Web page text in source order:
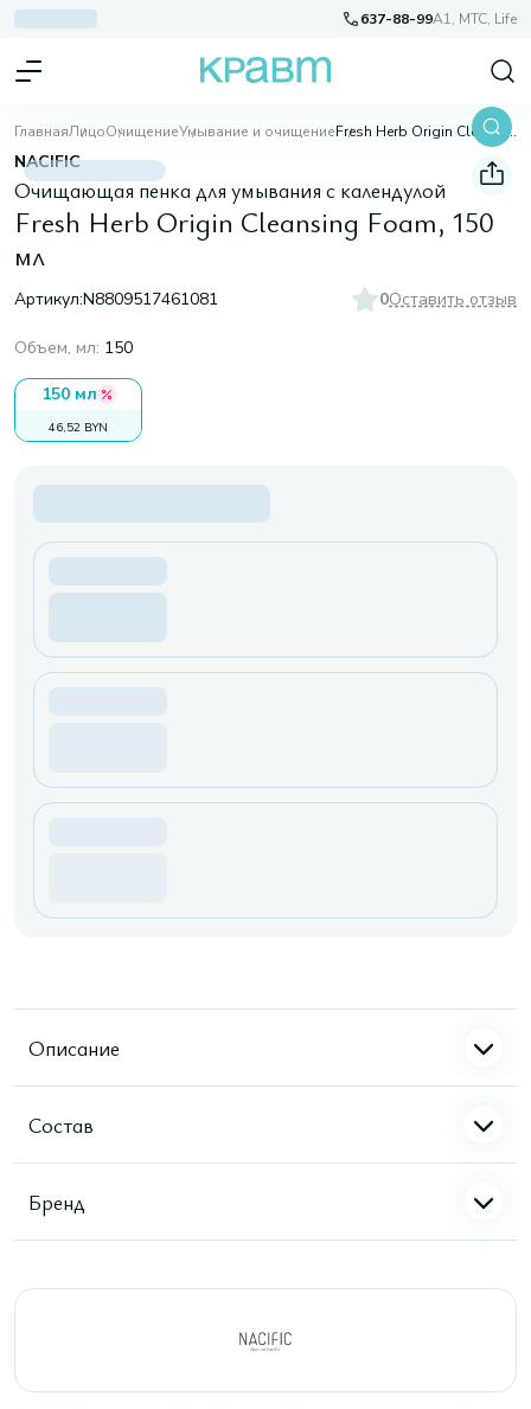
637-88-99A1, МТС, Life
ГлавнаяЛицоОчищениеУмывание и очищение Fresh Herb Origin Cleansing Foam, 150 мл
NACIFIC
Очищающая пенка для умывания с календулой
Fresh Herb Origin Cleansing Foam, 150
мл
Артикул:N8809517461081 0Оставить отзыв
Объем, мл: 150
150 мл
46,52 BYN
Описание
Состав
Бренд